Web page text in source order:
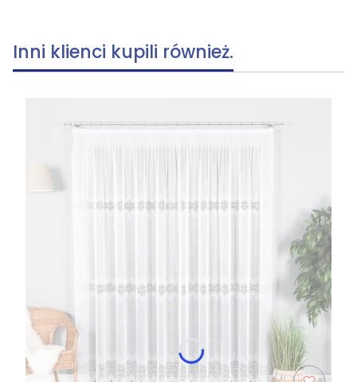
Inni klienci kupili również.